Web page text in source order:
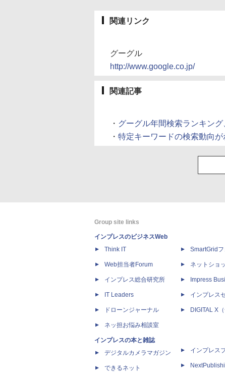
関連リンク
グーグル
http://www.google.co.jp/
関連記事
・ グーグル年間検索ランキン
・ 特定キーワードの検索動向
Group site links
インプレスのビジネスWeb
Think IT
Web担当者Forum
インプレス総合研究所
IT Leaders
ドローンジャーナル
ネッ担お悩み相談室
インプレスの本と雑誌
デジタルカメラマガジン
できるネット
SmartGrid
ネットショ
Impress
インプレス
DIGITAL X
インプレス